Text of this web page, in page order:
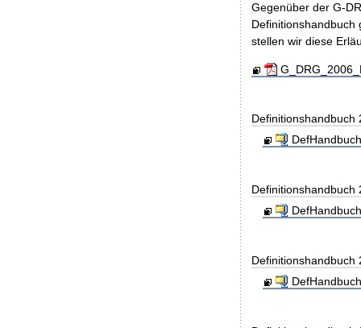
Gegenüber der G-
Definitionshandbuch
stellen wir diese
Definitionshandbuch
Definitionshandbuch
Definitionshandbuch